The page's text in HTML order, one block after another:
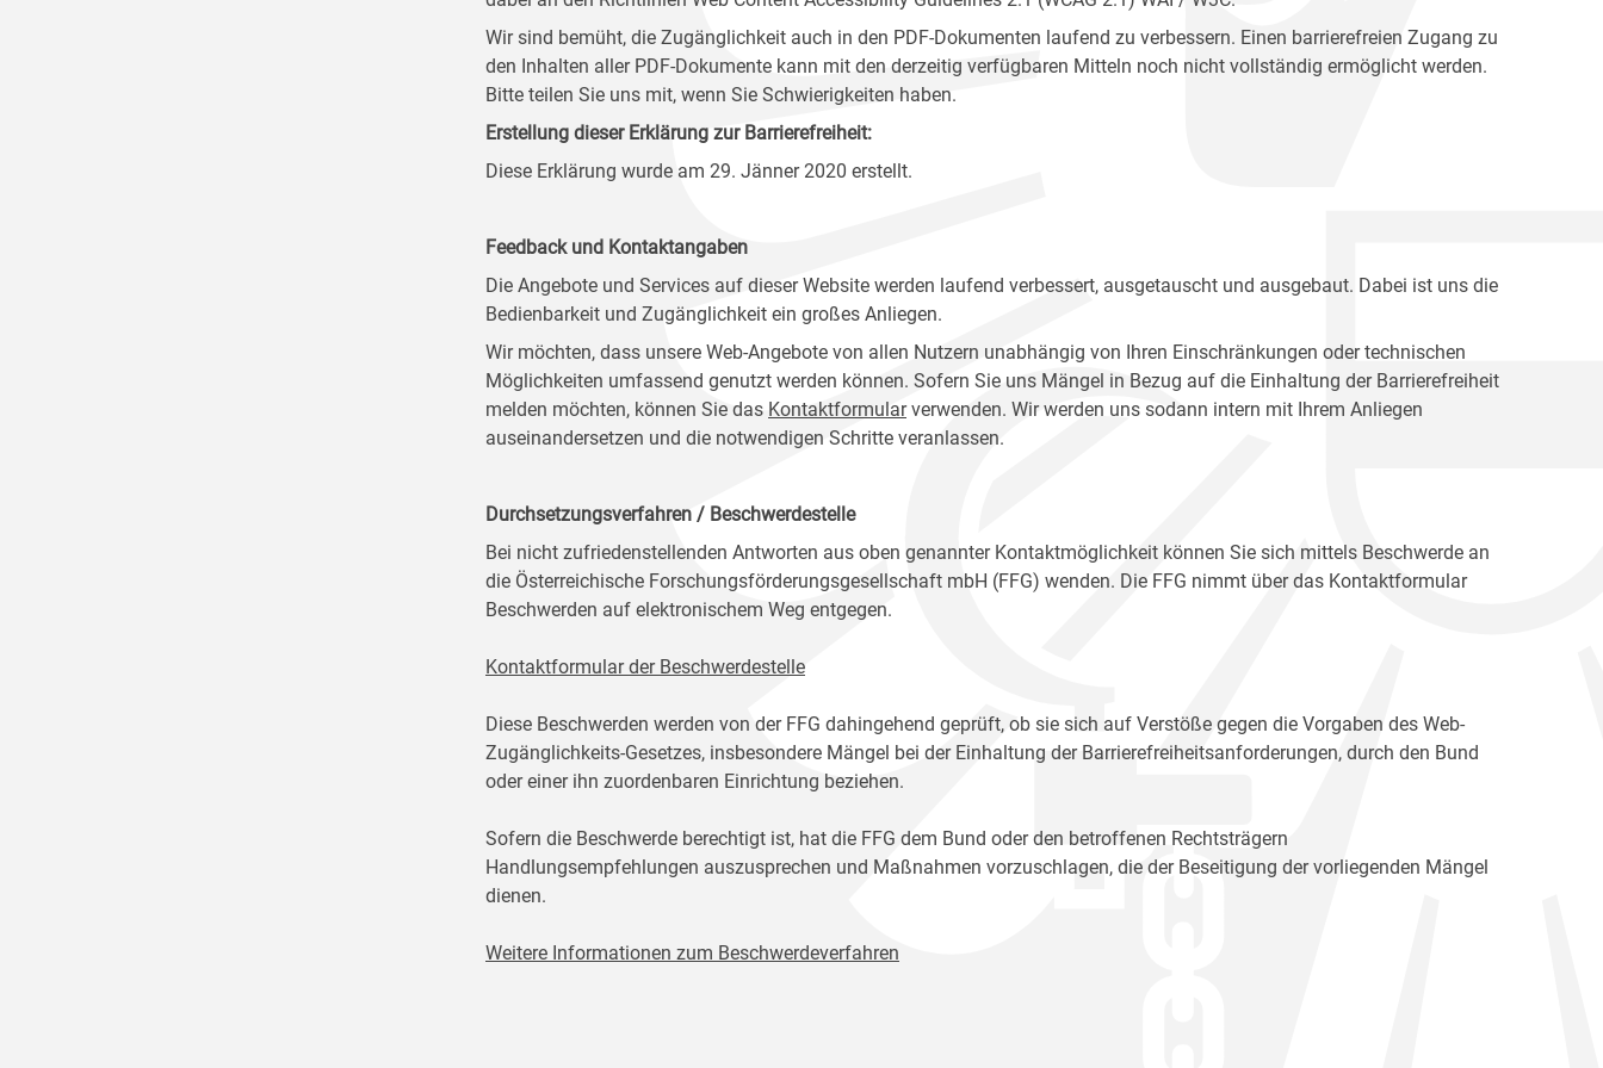
Wir sind bemüht, die Zugänglichkeit auch in den PDF-Dokumenten laufend zu verbessern. Einen barrierefreien Zugang zu
den Inhalten aller PDF-Dokumente kann mit den derzeitig verfügbaren Mitteln noch nicht vollständig ermöglicht werden.
Bitte teilen Sie uns mit, wenn Sie Schwierigkeiten haben.
Erstellung dieser Erklärung zur Barrierefreiheit:
Diese Erklärung wurde am 29. Jänner 2020 erstellt.
Feedback und Kontaktangaben
Die Angebote und Services auf dieser Website werden laufend verbessert, ausgetauscht und ausgebaut. Dabei ist uns die
Bedienbarkeit und Zugänglichkeit ein großes Anliegen.
Wir möchten, dass unsere Web-Angebote von allen Nutzern unabhängig von Ihren Einschränkungen oder technischen
Möglichkeiten umfassend genutzt werden können. Sofern Sie uns Mängel in Bezug auf die Einhaltung der Barrierefreiheit
melden möchten, können Sie das Kontaktformularverwenden. Wir werden uns sodann intern mit Ihrem Anliegen
auseinandersetzen und die notwendigen Schritte veranlassen.
Durchsetzungsverfahren / Beschwerdestelle
Bei nicht zufriedenstellenden Antworten aus oben genannter Kontaktmöglichkeit können Sie sich mittels Beschwerde an
die Österreichische Forschungsförderungsgesellschaft mbH (FFG) wenden. Die FFG nimmt über das Kontaktformular
Beschwerden auf elektronischem Weg entgegen.
Kontaktformular der Beschwerdestelle
Diese Beschwerden werden von der FFG dahingehend geprüft, ob sie sich auf Verstöße gegen die Vorgaben des Web-
Zugänglichkeits-Gesetzes, insbesondere Mängel bei der Einhaltung der Barrierefreiheitsanforderungen, durch den Bund
oder einer ihn zuordenbaren Einrichtung beziehen.
Sofern die Beschwerde berechtigt ist, hat die FFG dem Bund oder den betroffenen Rechtsträgern
Handlungsempfehlungen auszusprechen und Maßnahmen vorzuschlagen, die der Beseitigung der vorliegenden Mängel
dienen.
Weitere Informationen zum Beschwerdeverfahren